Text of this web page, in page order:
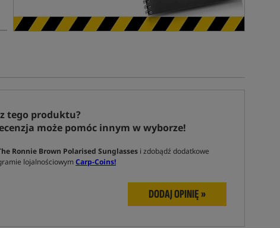
tego produktu?
może pomóc innym w wyborze!
Ronnie Brown Polarised Sunglasses i zdobądź dodatkowe
lojalnościowymCarp-Coins!
DODAJ OPINIĘ »